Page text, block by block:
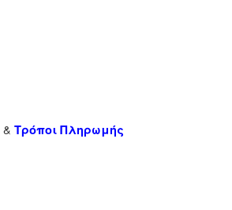
&Τρόποι Πληρωμής